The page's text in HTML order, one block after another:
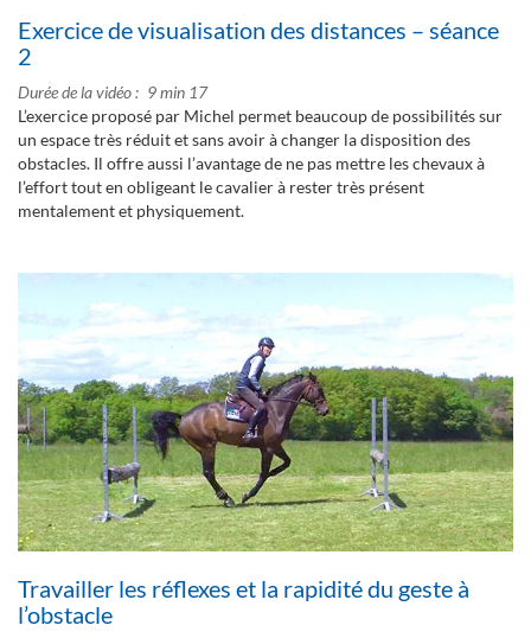
Exercice de visualisation des distances – séance
2
Durée de la vidéo
9 min 17
L’exercice proposé par Michel permet beaucoup de possibilités sur
un espace très réduit et sans avoir à changer la disposition des
obstacles. Il offre aussi l’avantage de ne pas mettre les chevaux à
l’effort tout en obligeant le cavalier à rester très présent
mentalement et physiquement.
Travailler les réflexes et la rapidité du geste à
l’obstacle